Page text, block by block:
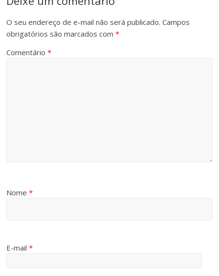
O seu endereço de e-mail não será publicado. Campos
obrigatórios são marcados com*
Comentário*
Nome*
E-mail*